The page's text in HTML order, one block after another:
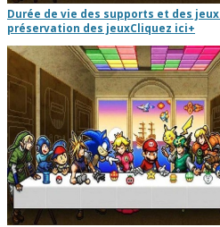
Durée de vie des supports et des
préservation des jeuxCliquez ici+